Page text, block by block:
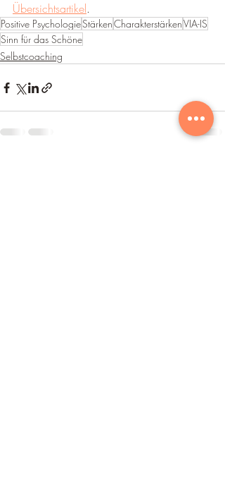
Übersichtsartikel.
Positive PsychologieStärkenCharakterstärkenVIA-IS
Sinn für das Schöne
Selbstcoaching